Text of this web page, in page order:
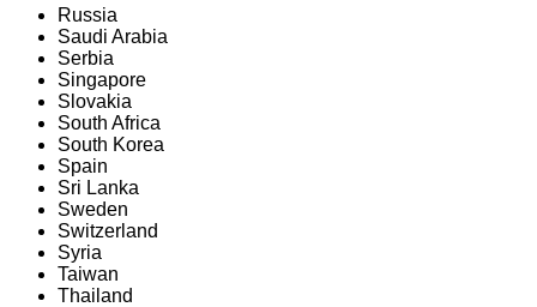
Russia
Saudi Arabia
Serbia
Singapore
Slovakia
South Africa
South Korea
Spain
Sri Lanka
Sweden
Switzerland
Syria
Taiwan
Thailand